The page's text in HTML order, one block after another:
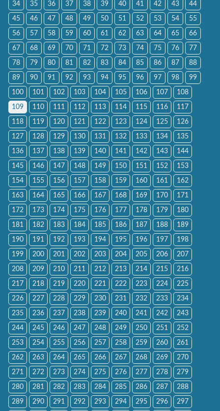
34 35 36 37 38 39 40 41 42 43 44
45 46 47 48 49 50 51 52 53 54 55
56 57 58 59 60 61 62 63 64 65 66
67 68 69 70 71 72 73 74 75 76 77
78 79 80 81 82 83 84 85 86 87 88
89 90 91 92 93 94 95 96 97 98 99
100 101 102 103 104 105 106 107 108
109 110 111 112 113 114 115 116 117
118 119 120 121 122 123 124 125 126
127 128 129 130 131 132 133 134 135
136 137 138 139 140 141 142 143 144
145 146 147 148 149 150 151 152 153
154 155 156 157 158 159 160 161 162
163 164 165 166 167 168 169 170 171
172 173 174 175 176 177 178 179 180
181 182 183 184 185 186 187 188 189
190 191 192 193 194 195 196 197 198
199 200 201 202 203 204 205 206 207
208 209 210 211 212 213 214 215 216
217 218 219 220 221 222 223 224 225
226 227 228 229 230 231 232 233 234
235 236 237 238 239 240 241 242 243
244 245 246 247 248 249 250 251 252
253 254 255 256 257 258 259 260 261
262 263 264 265 266 267 268 269 270
271 272 273 274 275 276 277 278 279
280 281 282 283 284 285 286 287 288
289 290 291 292 293 294 295 296 297